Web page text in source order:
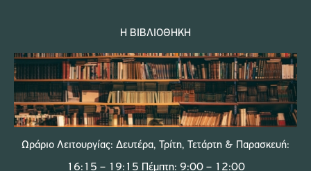
Η ΒΙΒΛΙΟΘΉΚΗ
Ωράριο Λειτουργίας: Δευτέρα, Τρίτη, Τετάρτη & Παρασκευή:
16:15 – 19:15 Πέμπτη: 9:00 – 12:00